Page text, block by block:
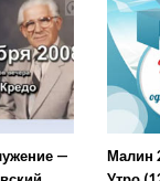
—
Малин